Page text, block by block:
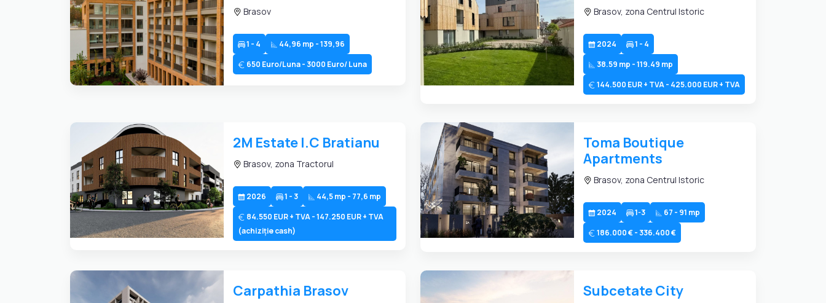
Brasov
1 - 4
44,96 mp - 139,96
650 Euro/Luna - 3000 Euro/ Luna
Brasov, zona Centrul Istoric
2024
1 - 4
38.59 mp - 119.49 mp
144.500 EUR + TVA - 425.000 EUR + TVA
2M Estate I.C Bratianu
Brasov, zona Tractorul
2026 1 - 3
44,5 mp - 77,6 mp
84.550 EUR + TVA - 147.250 EUR + TVA
(achiziție cash)
Toma Boutique
Apartments
Brasov, zona Centrul Istoric
2024 1-3
67 - 91 mp
186.000 € - 336.400 €
Carpathia Brasov Subcetate City